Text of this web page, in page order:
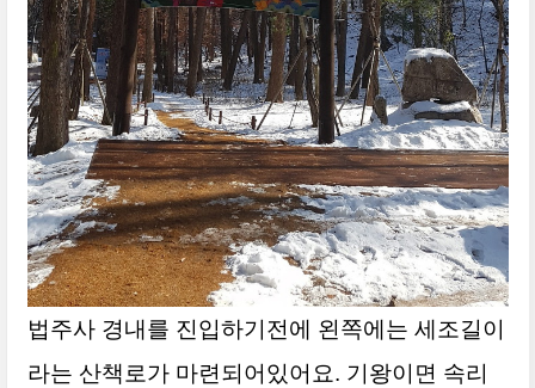
법주사 경내를 진입하기전에 왼쪽에는 세조길이
라는 산책로가 마련되어있어요. 기왕이면 속리